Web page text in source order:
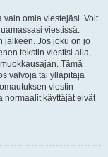
vain omia viestejäsi. Voit
viestissä.
jälkeen. Jos joku on jo
tekstin viestisi alla,
Tämä
valvoja tai ylläpitäjä
viestin
normaalit käyttäjät eivät